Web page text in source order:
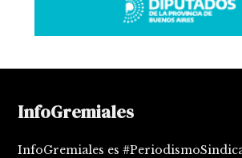
InfoGremiales
InfoGremiales es